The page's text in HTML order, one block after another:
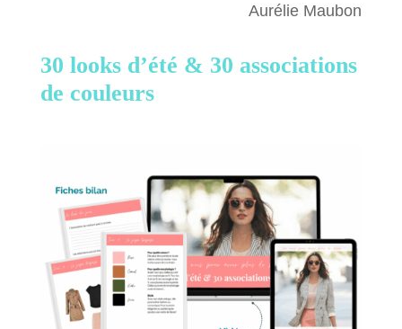
Aurélie Maubon
30 looks d’été & 30 associations
de couleurs